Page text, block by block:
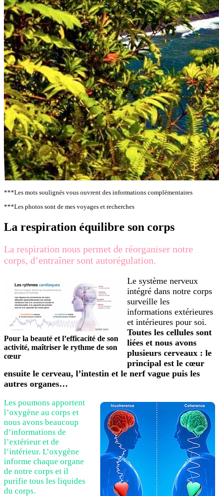
***Les mots soulignés vous ouvrent des informations complémentaires
***Les photos sont de mes voyages et recherches
La respiration équilibre son corps
La respiration nous permet de réorganiser notre
corps, d’entraîner sont autorégulation.
Pour la beauté et l’efficacité de son
activité, maîtriser le rythme de son
cœur
Le système nerveux
intégré dans notre corps
surveille les
informations extérieures
et intérieures pour soi.
Toutes les cellules sont
liées et nous avons
plusieurs cerveaux : le
principal est le cœur
ensuite le cerveau, l’intestin et le nerf vague puis les
autres organes…
Les poumons apportent
l’oxygène au corps et
nous avons beaucoup
d’informations de
l’extérieur et de
l’intérieur. L’oxygène
informe chaque organe
de notre corps et il
purifie tous les liquides
du corps.